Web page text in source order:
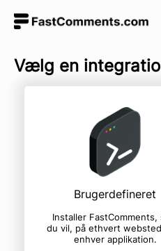
Vælg en
Brugerdefineret
Installer FastComments,
du vil, på ethvert
enhver applikation.